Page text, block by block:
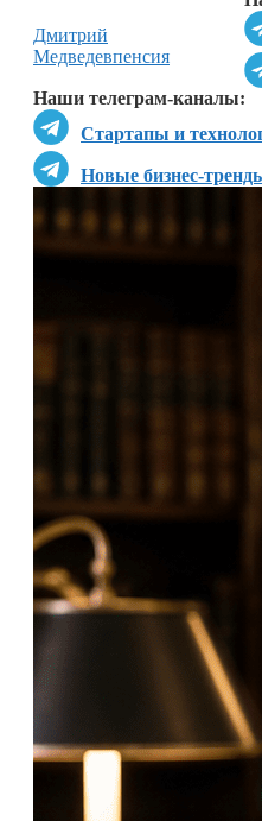
Наши телеграм-каналы:
Стартапы и
Новые бизнес-
Дмитрий
Медведевпенсия